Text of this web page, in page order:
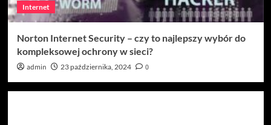
Internet
Norton Internet Security – czy to najlepszy wybór do
kompleksowej ochrony w sieci?
admin 23 października, 2024 0